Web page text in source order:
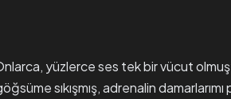
yüzlerce ses tek bir vücut
sıkışmış, adrenalin